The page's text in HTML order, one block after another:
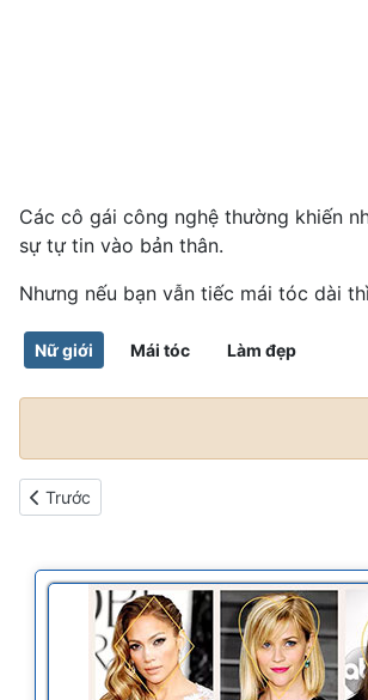
Các cô gái công nghệ thường khiến
sự tự tin vào bản thân.
Nhưng nếu bạn vẫn tiếc mái tóc dài
Nữ giới Mái tóc Làm đẹp
Bài viết trước: Bạn hợp với tóc dài hay tóc
Trước